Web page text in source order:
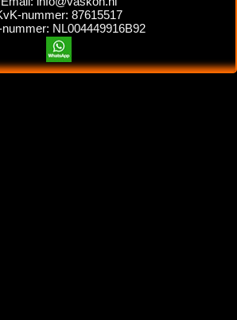
nummer: 87615517
nummer: NL004449916B92